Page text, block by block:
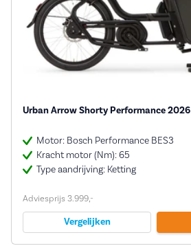
Urban Arrow Shorty Performance 2026
Motor: Bosch Performance BES3
Kracht motor (Nm): 65
Type aandrijving: Ketting
Adviesprijs 3.999,-
Vergelijken